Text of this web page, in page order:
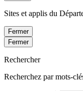
Sites et applis du
Fermer
Fermer
Rechercher
Recherchez par mots-